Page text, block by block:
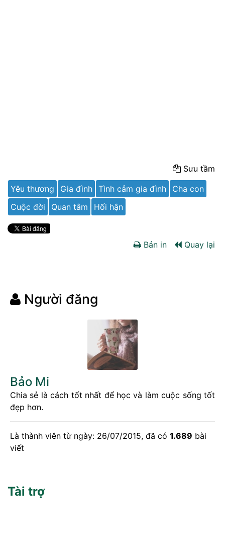
Sưu tầm
Yêu thương
Gia đình Tình cảm gia đình
Cha con
Cuộc đời
Quan tâm Hối hận
Bản in Quay lại
Người đăng
Bảo Mi
Chia sẻ là cách tốt nhất để học và làm cuộc sống tốt
đẹp hơn.
Là thành viên từ ngày: 26/07/2015, đã có 1.689 bài
viết
Tài trợ